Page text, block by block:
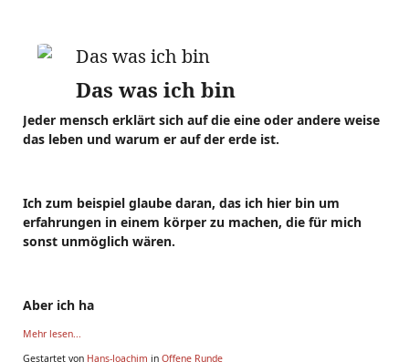
Das was ich bin
Das was ich bin
Jeder mensch erklärt sich auf die eine oder andere weise
das leben und warum er auf der erde ist.
Ich zum beispiel glaube daran, das ich hier bin um
erfahrungen in einem körper zu machen, die für mich
sonst unmöglich wären.
Aber ich ha
Mehr lesen...
Gestartet von Hans-Joachim in Offene Runde